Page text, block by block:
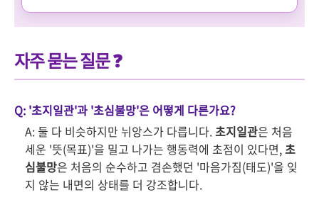
자주 묻는 질문 ❓
Q: '초지일관'과 '초심불망'은 어떻게 다른가요?
A: 둘 다 비슷하지만 뉘앙스가 다릅니다.초지일관은 처음
세운 '뜻(목표)'을 밀고 나가는 행동력에 초점이 있다면,초
심불망은 처음의 순수하고 겸손했던 '마음가짐(태도)'을 잊
지 않는 내면의 상태를 더 강조합니다.